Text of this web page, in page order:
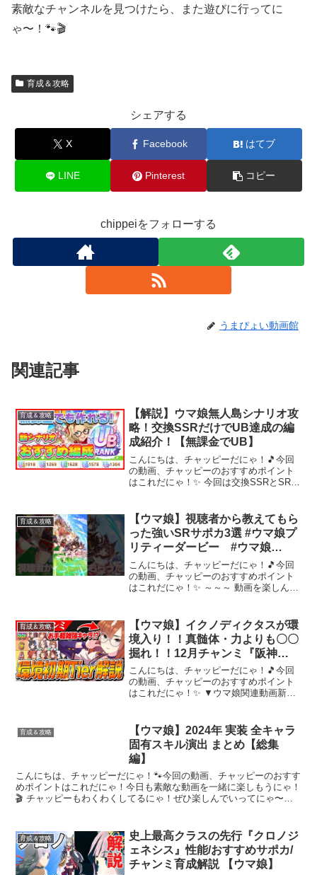
素敵なチャンネルを見つけたら、また遊びに行ってに
ゃ〜！🐾🎬
育成＆攻略
シェアする
X Facebook はてブ
LINE Pinterest コピー
chippeiをフォローする
うまぴょい動画館
関連記事
育成＆攻略
【解説】ウマ娘無人島シナリオ攻
略！交換SSRだけでUB達成の編
成紹介！【無課金でUB】
こんにちは、チャッピーだにゃ！🎵今回
の動画、チャッピーのおすすめポイント
はこれだにゃ！✨ 今回は交換SSRとSRだ
しました。参考になったという方はチャ
ンネル登録と高評価...
育成＆攻略
【ウマ娘】視聴者から教えてもら
った強いSRサポカ3選 #ウマ娘プ
リティーダービー #ウマ娘
#shorts
こんにちは、チャッピーだにゃ！🎵今回
の動画、チャッピーのおすすめポイント
はこれだにゃ！✨ ～～～ 動画を楽しんだ
育成＆攻略
【ウマ娘】イクノディクタスが環
境入り！！真髄体・力よりも〇〇
掘れ！！12月チャンミ『阪神
JF』環境初期Tier解説と注意点
こんにちは、チャッピーだにゃ！🎵今回
の動画、チャッピーのおすすめポイント
はこれだにゃ！✨ ▼ウマ娘関連動画新シ
ラン、保科、テイオー評価➡高速リセマ
ラ方法➡▼twit...
育成＆攻略
【ウマ娘】2024年 実装 全キャラ
固有スキル演出 まとめ【総集
編】
こんにちは、チャッピーだにゃ！🐾今回の動画、チャッピーのおすす
めポイントはこれだにゃ！今日も素敵な動画を一緒に楽しもうにゃ！
🎬 チャッピーもわくわくしてるにゃ！ぜひ楽しんでいってにゃ〜！✨
育成＆攻略
史上最高クラスの先行『クロノジ
ェネシス』性能/おすすめサポカ/
チャンミ育成解説 【ウマ娘】